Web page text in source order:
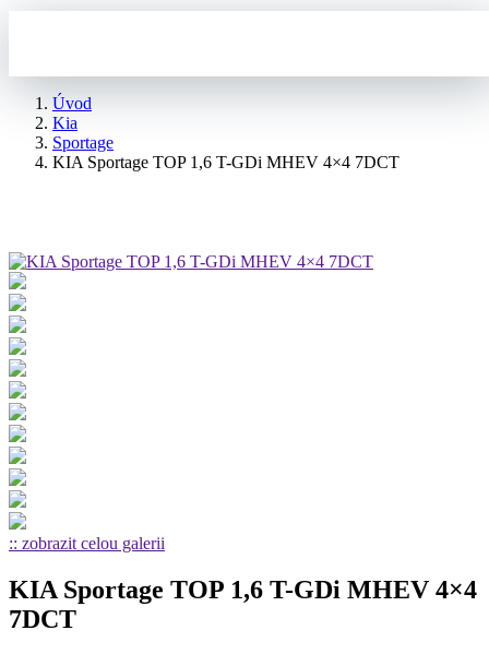
Úvod
Kia
Sportage
KIA Sportage TOP 1,6 T-GDi MHEV 4×4 7DCT
:: zobrazit celou galerii
KIA Sportage TOP 1,6 T-GDi MHEV 4×4
7DCT